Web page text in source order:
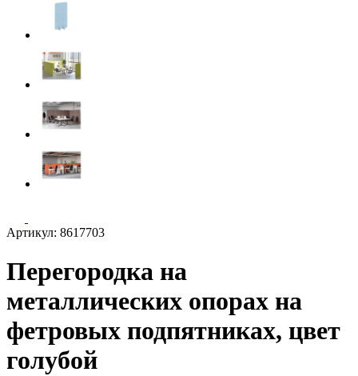
Артикул: 8617703
Перегородка на
металлических опорах на
фетровых подпятниках, цвет
голубой